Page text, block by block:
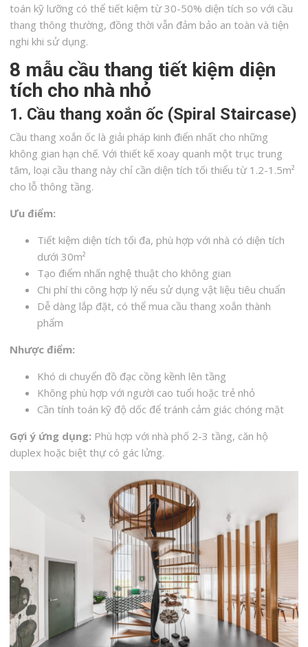
toán kỹ lưỡng có thể tiết kiệm từ 30-50% diện tích so với cầu
thang thông thường, đồng thời vẫn đảm bảo an toàn và tiện
nghi khi sử dụng.
8 mẫu cầu thang tiết kiệm diện
tích cho nhà nhỏ
1. Cầu thang xoắn ốc (Spiral Staircase)
Cầu thang xoắn ốc là giải pháp kinh điển nhất cho những
không gian hạn chế. Với thiết kế xoay quanh một trục trung
tâm, loại cầu thang này chỉ cần diện tích tối thiểu từ 1.2-1.5m²
cho lỗ thông tầng.
Ưu điểm:
Tiết kiệm diện tích tối đa, phù hợp với nhà có diện tích
dưới 30m²
Tạo điểm nhấn nghệ thuật cho không gian
Chi phí thi công hợp lý nếu sử dụng vật liệu tiêu chuẩn
Dễ dàng lắp đặt, có thể mua cầu thang xoắn thành
phẩm
Nhược điểm:
Khó di chuyển đồ đạc cồng kềnh lên tầng
Không phù hợp với người cao tuổi hoặc trẻ nhỏ
Cần tính toán kỹ độ dốc để tránh cảm giác chóng mặt
Gợi ý ứng dụng: Phù hợp với nhà phố 2-3 tầng, căn hộ
duplex hoặc biệt thự có gác lửng.